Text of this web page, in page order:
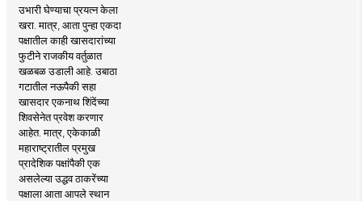
उभारी घेण्याचा प्रयत्न केला
खरा. मात्र, आता पुन्हा एकदा
पक्षातील काही खासदारांच्या
फुटीने राजकीय वर्तुळात
खळबळ उडाली आहे. उबाठा
गटातील नऊपैकी सहा
खासदार एकनाथ शिंदेंच्या
शिवसेनेत प्रवेश करणार
आहेत. मात्र, एकेकाळी
महाराष्ट्रातील प्रमुख
प्रादेशिक पक्षांपैकी एक
असलेल्या उद्धव ठाकरेंच्या
पक्षाला आता आपले स्थान